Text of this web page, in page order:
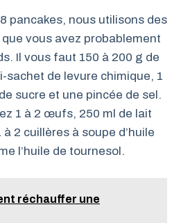
pancakes, nous utilisons des
vous avez probablement
Il vous faut 150 à 200 g de
sachet de levure chimique, 1
sucre et une pincée de sel.
1 à 2 œufs, 250 ml de lait
2 cuillères à soupe d’huile
l’huile de tournesol.
réchauffer une